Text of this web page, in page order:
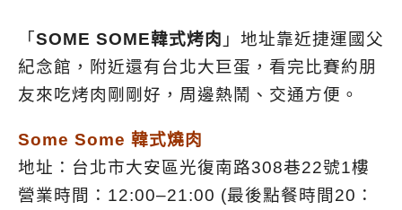
「 SOME SOME韓式烤肉 」地址靠近捷運國父
紀念館，附近還有台北大巨蛋，看完比賽約朋
友來吃烤肉剛剛好，周邊熱鬧、交通方便。
Some Some 韓式燒肉
地址：台北市大安區光復南路308巷22號1樓
營業時間：12:00–21:00 (最後點餐時間20：